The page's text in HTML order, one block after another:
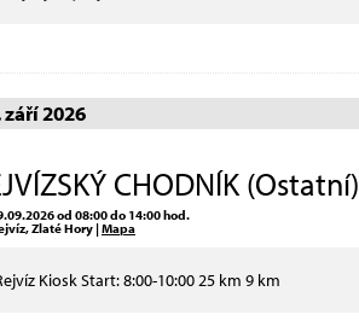
2026
CHODNÍK (Ostatní)
od 08:00 do 14:00 hod.
Zlaté Hory |Mapa
Kiosk Start: 8:00-10:00 25 km 9 km